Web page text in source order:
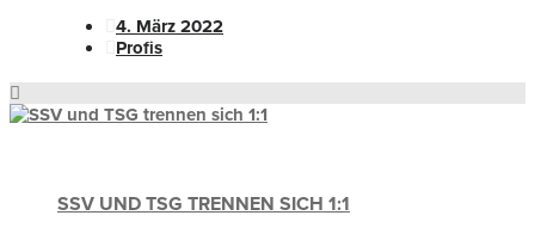
4. März 2022
Profis
SSV UND TSG TRENNEN SICH 1:1